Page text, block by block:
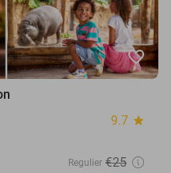
favorite_border
9.7 star
Regulier €25